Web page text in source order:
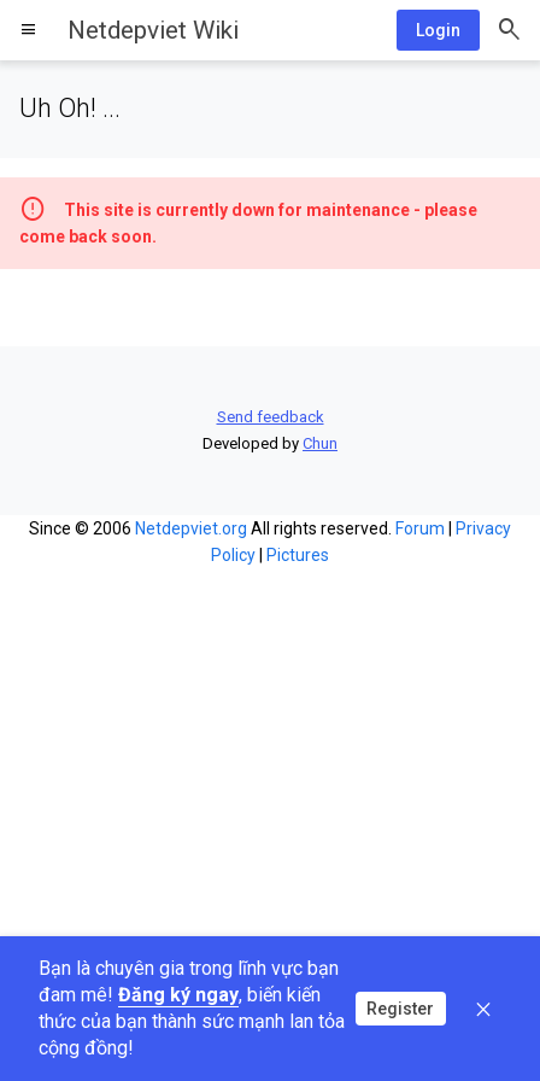
menu Netdepviet Wiki Login
Bạn là chuyên gia trong lĩnh vực bạn
đam mê! Đăng ký ngay, biến kiến
thức của bạn thành sức mạnh lan tỏa
cộng đồng!
Register
Uh Oh! ...
This site is currently down for maintenance - please
come back soon.
Send feedback
Developed by Chun
Since © 2006 Netdepviet.org All rights reserved. Forum
Privacy
Policy
Pictures